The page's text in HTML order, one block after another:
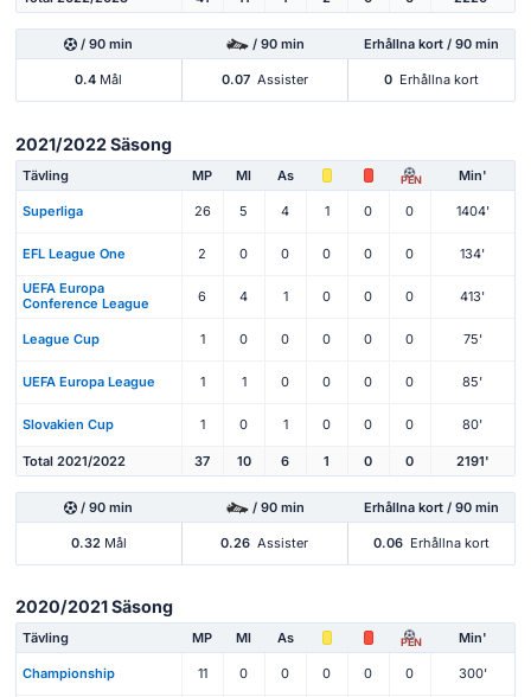
/ 90 min / 90 min Erhållna kort / 90 min
0.4 Mål 0.07 Assister 0 Erhållna kort
2021/2022 Säsong
Tävling MP Ml As PEN Min'
Superliga 26 5 4 1 0 0 1404'
EFL League One 2 0 0 0 0 0 134'
UEFA Europa
Conference League
6 4 1 0 0 0 413'
League Cup 1 0 0 0 0 0 75'
UEFA Europa League 1 1 0 0 0 0 85'
Slovakien Cup 1 0 1 0 0 0 80'
Total 2021/2022 37 10 6 1 0 0 2191'
/ 90 min / 90 min Erhållna kort / 90 min
0.32 Mål 0.26 Assister 0.06 Erhållna kort
2020/2021 Säsong
Tävling MP Ml As PEN Min'
Championship 11 0 0 0 0 0 300'